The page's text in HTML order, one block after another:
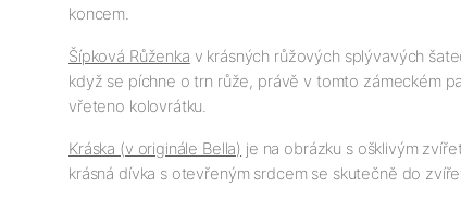
koncem.
Šípková Růženka v krásných růžových splývavých
když se píchne o trn růže, právě v tomto zámeckém
vřeteno kolovrátku.
Kráska (v originále Bella) je na obrázku s ošklivým
krásná dívka s otevřeným srdcem se skutečně do